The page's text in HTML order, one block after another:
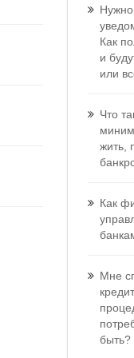
Нужно
Как
и
или
Что
жить,
Как
Мне
быть?